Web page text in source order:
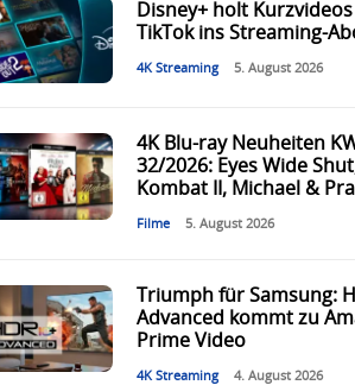
Disney+ holt
TikTok ins Streaming-
4K Streaming 5. August 2026
4K Blu-ray Neuheiten
32/2026: Eyes Wide
Kombat II, Michael &
Filme 5. August 2026
Triumph für Samsung:
Advanced kommt zu
Prime Video
4K Streaming 4. August 2026